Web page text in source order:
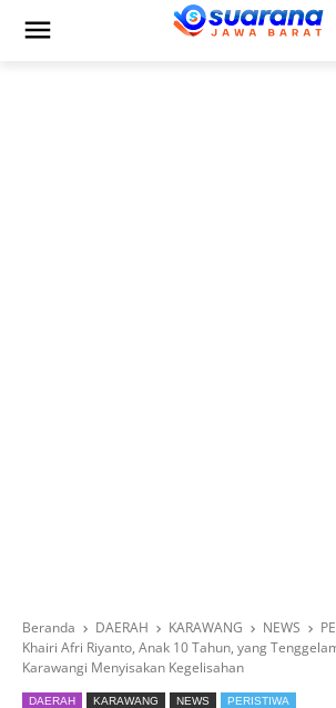
Beranda DAERAH KARAWANG NEWS
Khairi Afri Riyanto, Anak 10 Tahun, yang
Karawangi Menyisakan Kegelisahan
DAERAH KARAWANG NEWS PERISTIWA